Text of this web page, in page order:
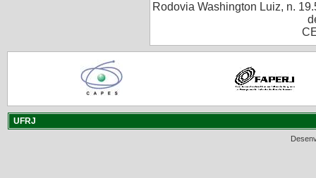
Rodovia Washington Luiz, n.
UFRJ